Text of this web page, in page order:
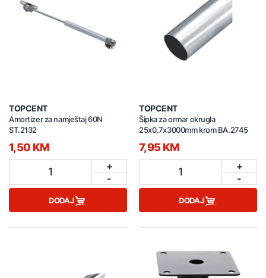
TOPCENT
Amortizer za namještaj 60N
ST.2132
1,50 KM
1
+
-
DODAJ
TOPCENT
Šipka za ormar okrugla
25x0,7x3000mm krom BA.2745
7,95 KM
1
+
-
DODAJ